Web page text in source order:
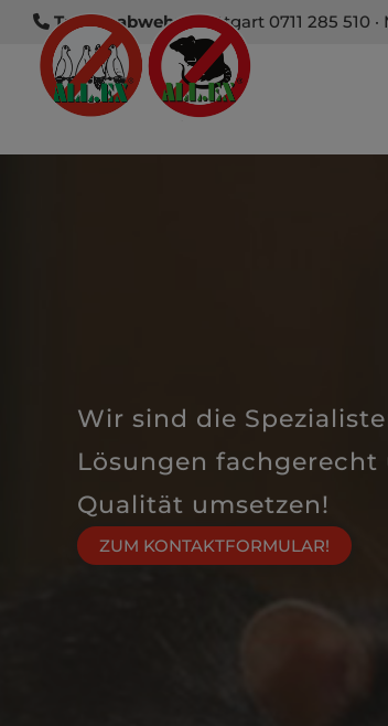
Taubenabwehr: Stuttgart 0711 285 510 ·
Wir sind die
Lösungen
Qualität umsetzen!
ZUM KONTAKTFORMULAR!